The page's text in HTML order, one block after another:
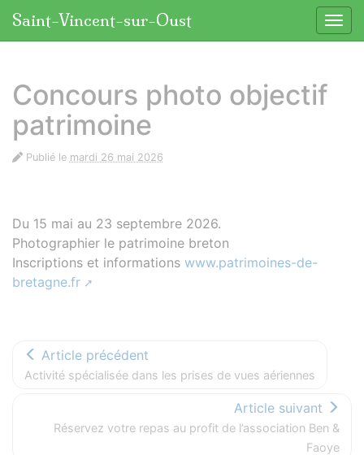
Saint-Vincent-sur-Oust
Concours photo objectif
patrimoine
Publié le mardi 26 mai 2026
Du 15 mai au 23 septembre 2026.
Photographier le patrimoine breton
Inscriptions et informations www.patrimoines-de-
bretagne.fr
Article précédent
Activité spécialisée dans les prises de vues aériennes
Article suivant
Réservez votre repas au profit de l’association Ben &
Faoye
Panneau de gestion des cookies